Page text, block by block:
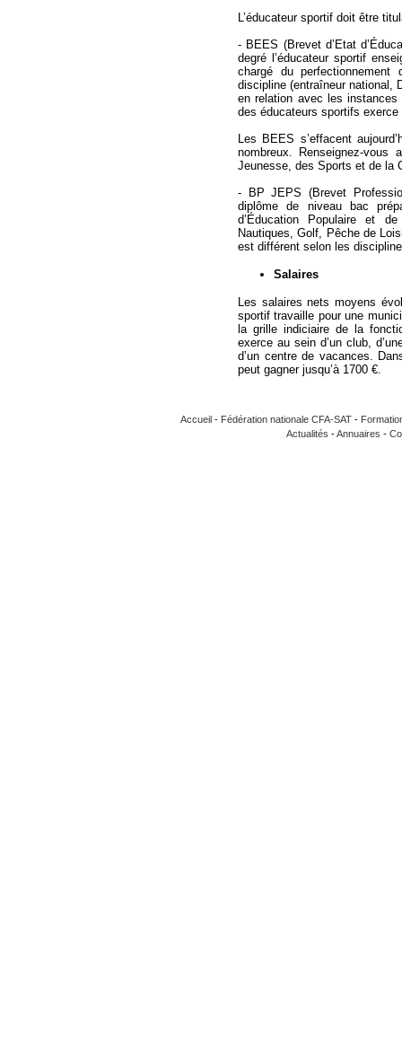
L’éducateur sportif doit être
- BEES (Brevet d’Etat
degré l’éducateur sportif
chargé du
discipline (entraîneur national,
en relation avec les
des éducateurs sportifs
Les BEES s’effacent
nombreux. Renseignez-vous
Jeunesse, des Sports et de la
- BP JEPS (Brevet
diplôme de niveau bac
d’Éducation Populaire et
Nautiques, Golf, Pêche de
est différent selon les
Salaires
Les salaires nets moyens
sportif travaille pour une
la grille indiciaire de la
exerce au sein d’un club,
d’un centre de vacances.
peut gagner jusqu’à 1700 €.
Accueil - Fédération nationale CFA-SAT -
Actualités -Annuaires -